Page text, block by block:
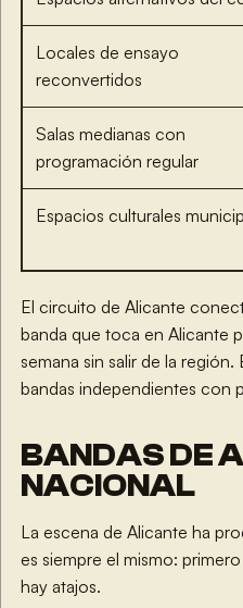
Locales de ensayo
reconvertidos
Salas medianas con
programación regular
Espacios culturales
El circuito de Alicante
banda que toca en Alicante
semana sin salir de la
bandas independientes con
BANDAS DE
NACIONAL
La escena de Alicante ha
es siempre el mismo:
hay atajos.